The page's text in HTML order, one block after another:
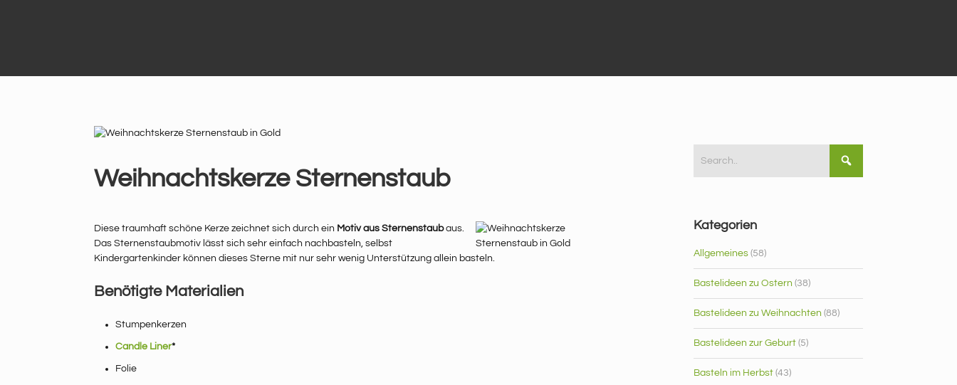
Weihnachtskerze Sternenstaub
Diese traumhaft schöne Kerze zeichnet sich durch ein Motiv aus Sternenstaubaus.
Das Sternenstaubmotiv lässt sich sehr einfach nachbasteln, selbst
Kindergartenkinder können dieses Sterne mit nur sehr wenig Unterstützung allein basteln.
Benötigte Materialien
Stumpenkerzen
Candle Liner*
Folie
Kategorien
Allgemeines (58)
Bastelideen zu Ostern (38)
Bastelideen zu Weihnachten (88)
Bastelideen zur Geburt (5)
Basteln im Herbst (43)